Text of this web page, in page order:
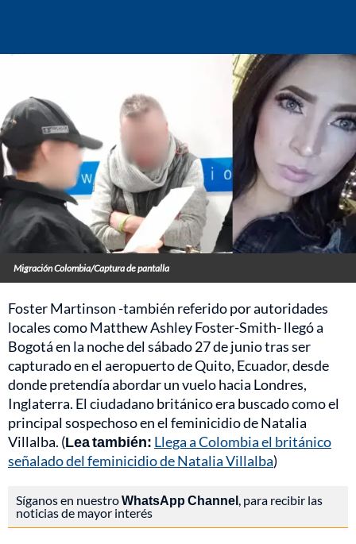
Migración Colombia/Captura de pantalla
Foster Martinson -también referido por autoridades
locales como Matthew Ashley Foster-Smith- llegó a
Bogotá en la noche del sábado 27 de junio tras ser
capturado en el aeropuerto de Quito, Ecuador, desde
donde pretendía abordar un vuelo hacia Londres,
Inglaterra. El ciudadano británico era buscado como el
principal sospechoso en el feminicidio de Natalia
Villalba. (Lea también: Llega a Colombia el británico
señalado del feminicidio de Natalia Villalba)
Síganos en nuestroWhatsApp Channel, para recibir las
noticias de mayor interés